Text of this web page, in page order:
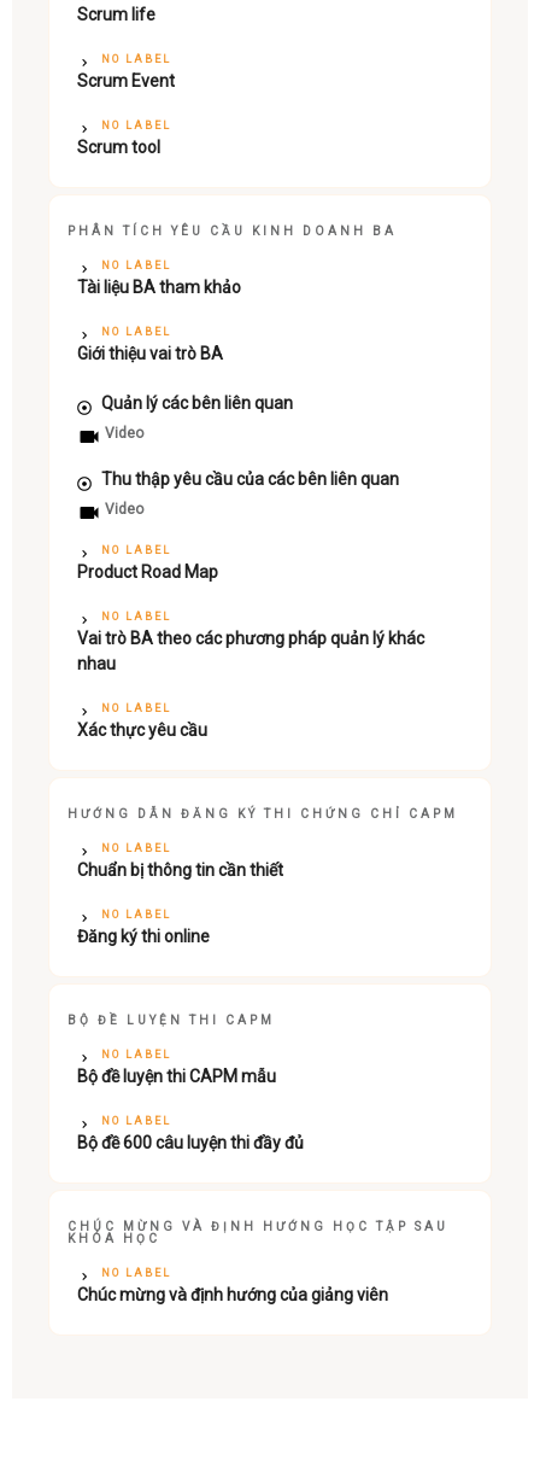
Scrum life
NO LABEL
Scrum Event
NO LABEL
Scrum tool
PHÂN TÍCH YÊU CẦU KINH DOANH BA
NO LABEL
Tài liệu BA tham khảo
NO LABEL
Giới thiệu vai trò BA
Quản lý các bên liên quan
Video
Thu thập yêu cầu của các bên liên quan
Video
NO LABEL
Product Road Map
NO LABEL
Vai trò BA theo các phương pháp quản lý khác
nhau
NO LABEL
Xác thực yêu cầu
HƯỚNG DẪN ĐĂNG KÝ THI CHỨNG CHỈ CAPM
NO LABEL
Chuẩn bị thông tin cần thiết
NO LABEL
Đăng ký thi online
BỘ ĐỀ LUYỆN THI CAPM
NO LABEL
Bộ đề luyện thi CAPM mẫu
NO LABEL
Bộ đề 600 câu luyện thi đầy đủ
CHÚC MỪNG VÀ ĐỊNH HƯỚNG HỌC TẬP SAU
KHÓA HỌC
NO LABEL
Chúc mừng và định hướng của giảng viên